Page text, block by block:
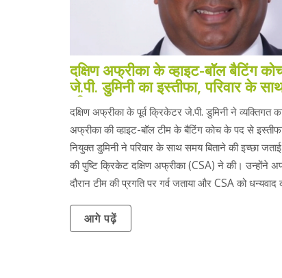
दक्षिण अफ्रीका के व्हाइट-बॉल बैटिंग
जे.पी. डुमिनी का इस्तीफा, परिवार के
की इच्छा
दक्षिण अफ्रीका के पूर्व क्रिकेटर जे.पी. डुमिनी ने व्यक्तिगत
अफ्रीका की व्हाइट-बॉल टीम के बैटिंग कोच के पद से
नियुक्त डुमिनी ने परिवार के साथ समय बिताने की इच्छा
की पुष्टि क्रिकेट दक्षिण अफ्रीका (CSA) ने की। उन्होंने
दौरान टीम की प्रगति पर गर्व जताया और CSA को धन्यवाद
आगे पढ़ें